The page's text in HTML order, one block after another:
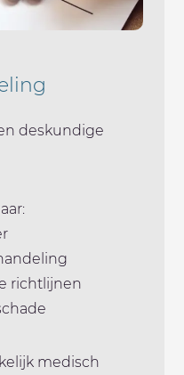
deskundige
richtlijnen
medisch